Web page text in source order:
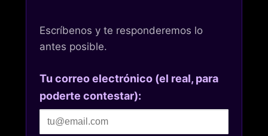
Escríbenos y te responderemos lo
antes posible.
Tu correo electrónico (el real, para
poderte contestar):